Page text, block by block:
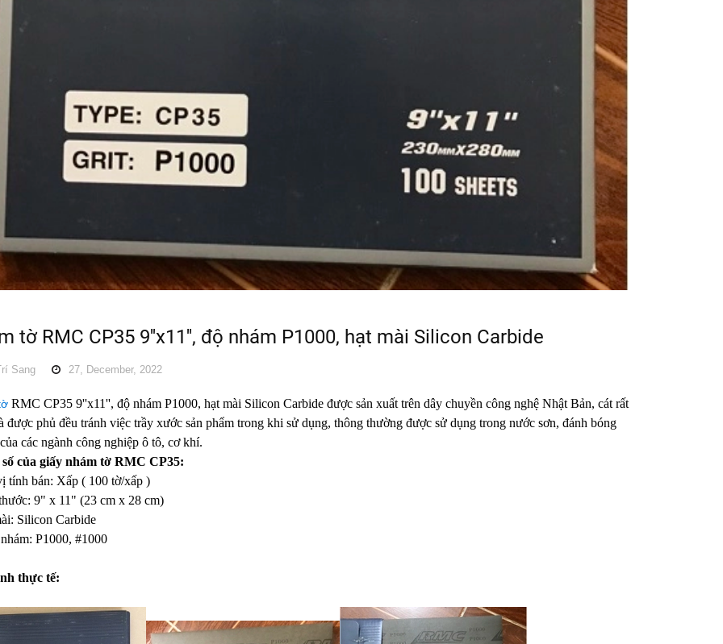
tờ RMC CP35 9''x11'', độ nhám P1000, hạt mài Silicon Carbide
Sang 27, December, 2022
RMC CP35 9''x11'', độ nhám P1000, hạt mài Silicon Carbide được sản xuất trên dây chuyền công nghệ Nhật Bản, cát rất
được phủ đều tránh việc trầy xước sản phẩm trong khi sử dụng, thông thường được sử dụng trong nước sơn, đánh bóng
các ngành công nghiệp ô tô, cơ khí.
của giấy nhám tờ RMC CP35:
tính bán: Xấp ( 100 tờ/xấp )
9" x 11" (23 cm x 28 cm)
Silicon Carbide
P1000, #1000
thực tế: